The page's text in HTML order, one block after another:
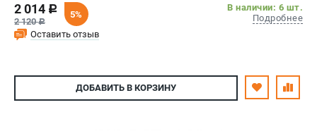
2 014 c
2 120c
5%
В наличии: 6 шт.
Подробнее
Оставить отзыв
ДОБАВИТЬ В КОРЗИНУ